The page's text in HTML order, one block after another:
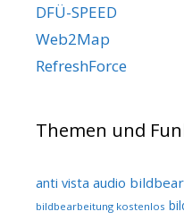
DFÜ-SPEED
Web2Map
RefreshForce
Themen und
anti vista audio
bildbearbeitung kostenlos